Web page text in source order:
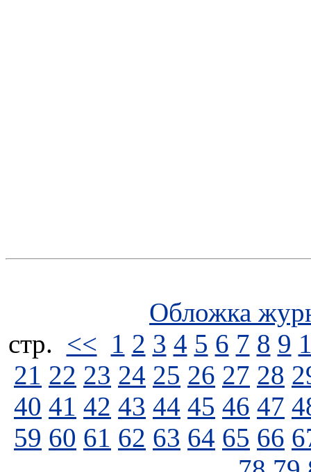
Обложка
стp. << 1 2 3 4 5 6 7 8 9
21 22 23 24 25 26 27 28
40 41 42 43 44 45 46 47
59 60 61 62 63 64 65 66